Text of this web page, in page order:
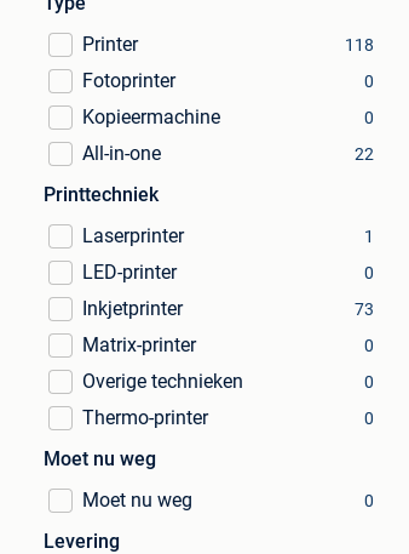
Printer
118
Fotoprinter 0
Kopieermachine 0
All-in-one 22
Printtechniek
Laserprinter
1
LED-printer 0
Inkjetprinter 73
Matrix-printer 0
Overige technieken 0
Thermo-printer 0
Moet nu weg
Moet nu weg
0
Levering